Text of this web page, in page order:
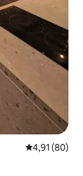
Évaluation
4,91 (80)